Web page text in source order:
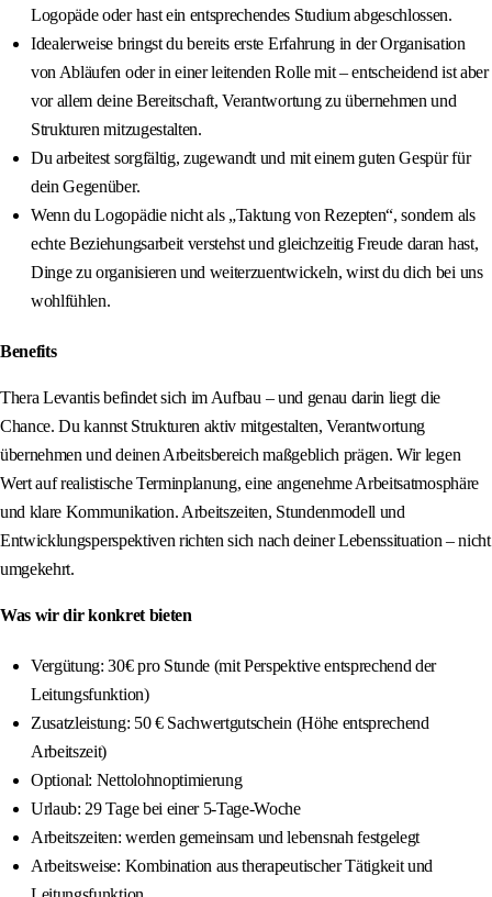
Logopäde oder hast ein entsprechendes Studium abgeschlossen.
Idealerweise bringst du bereits erste Erfahrung in der Organisation
von Abläufen oder in einer leitenden Rolle mit – entscheidend ist aber
vor allem deine Bereitschaft, Verantwortung zu übernehmen und
Strukturen mitzugestalten.
Du arbeitest sorgfältig, zugewandt und mit einem guten Gespür für
dein Gegenüber.
Wenn du Logopädie nicht als „Taktung von Rezepten“, sondern als
echte Beziehungsarbeit verstehst und gleichzeitig Freude daran hast,
Dinge zu organisieren und weiterzuentwickeln, wirst du dich bei uns
wohlfühlen.
Benefits
Thera Levantis befindet sich im Aufbau – und genau darin liegt die
Chance. Du kannst Strukturen aktiv mitgestalten, Verantwortung
übernehmen und deinen Arbeitsbereich maßgeblich prägen. Wir legen
Wert auf realistische Terminplanung, eine angenehme Arbeitsatmosphäre
und klare Kommunikation. Arbeitszeiten, Stundenmodell und
Entwicklungsperspektiven richten sich nach deiner Lebenssituation – nicht
umgekehrt.
Was wir dir konkret bieten
Vergütung: 30€ pro Stunde (mit Perspektive entsprechend der
Leitungsfunktion)
Zusatzleistung: 50 € Sachwertgutschein (Höhe entsprechend
Arbeitszeit)
Optional: Nettolohnoptimierung
Urlaub: 29 Tage bei einer 5‑Tage‑Woche
Arbeitszeiten: werden gemeinsam und lebensnah festgelegt
Arbeitsweise: Kombination aus therapeutischer Tätigkeit und